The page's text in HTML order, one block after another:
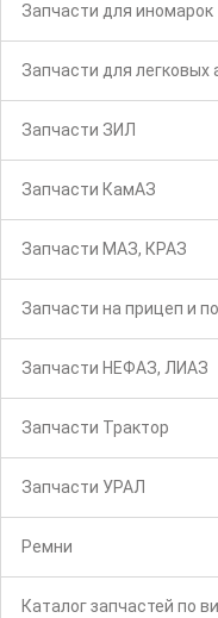
Запчасти для иномарок
Запчасти для легковых
Запчасти ЗИЛ
Запчасти КамАЗ
Запчасти МАЗ, КРАЗ
Запчасти на прицеп и
Запчасти НЕФАЗ, ЛИАЗ
Запчасти Трактор
Запчасти УРАЛ
Ремни
Каталог запчастей по